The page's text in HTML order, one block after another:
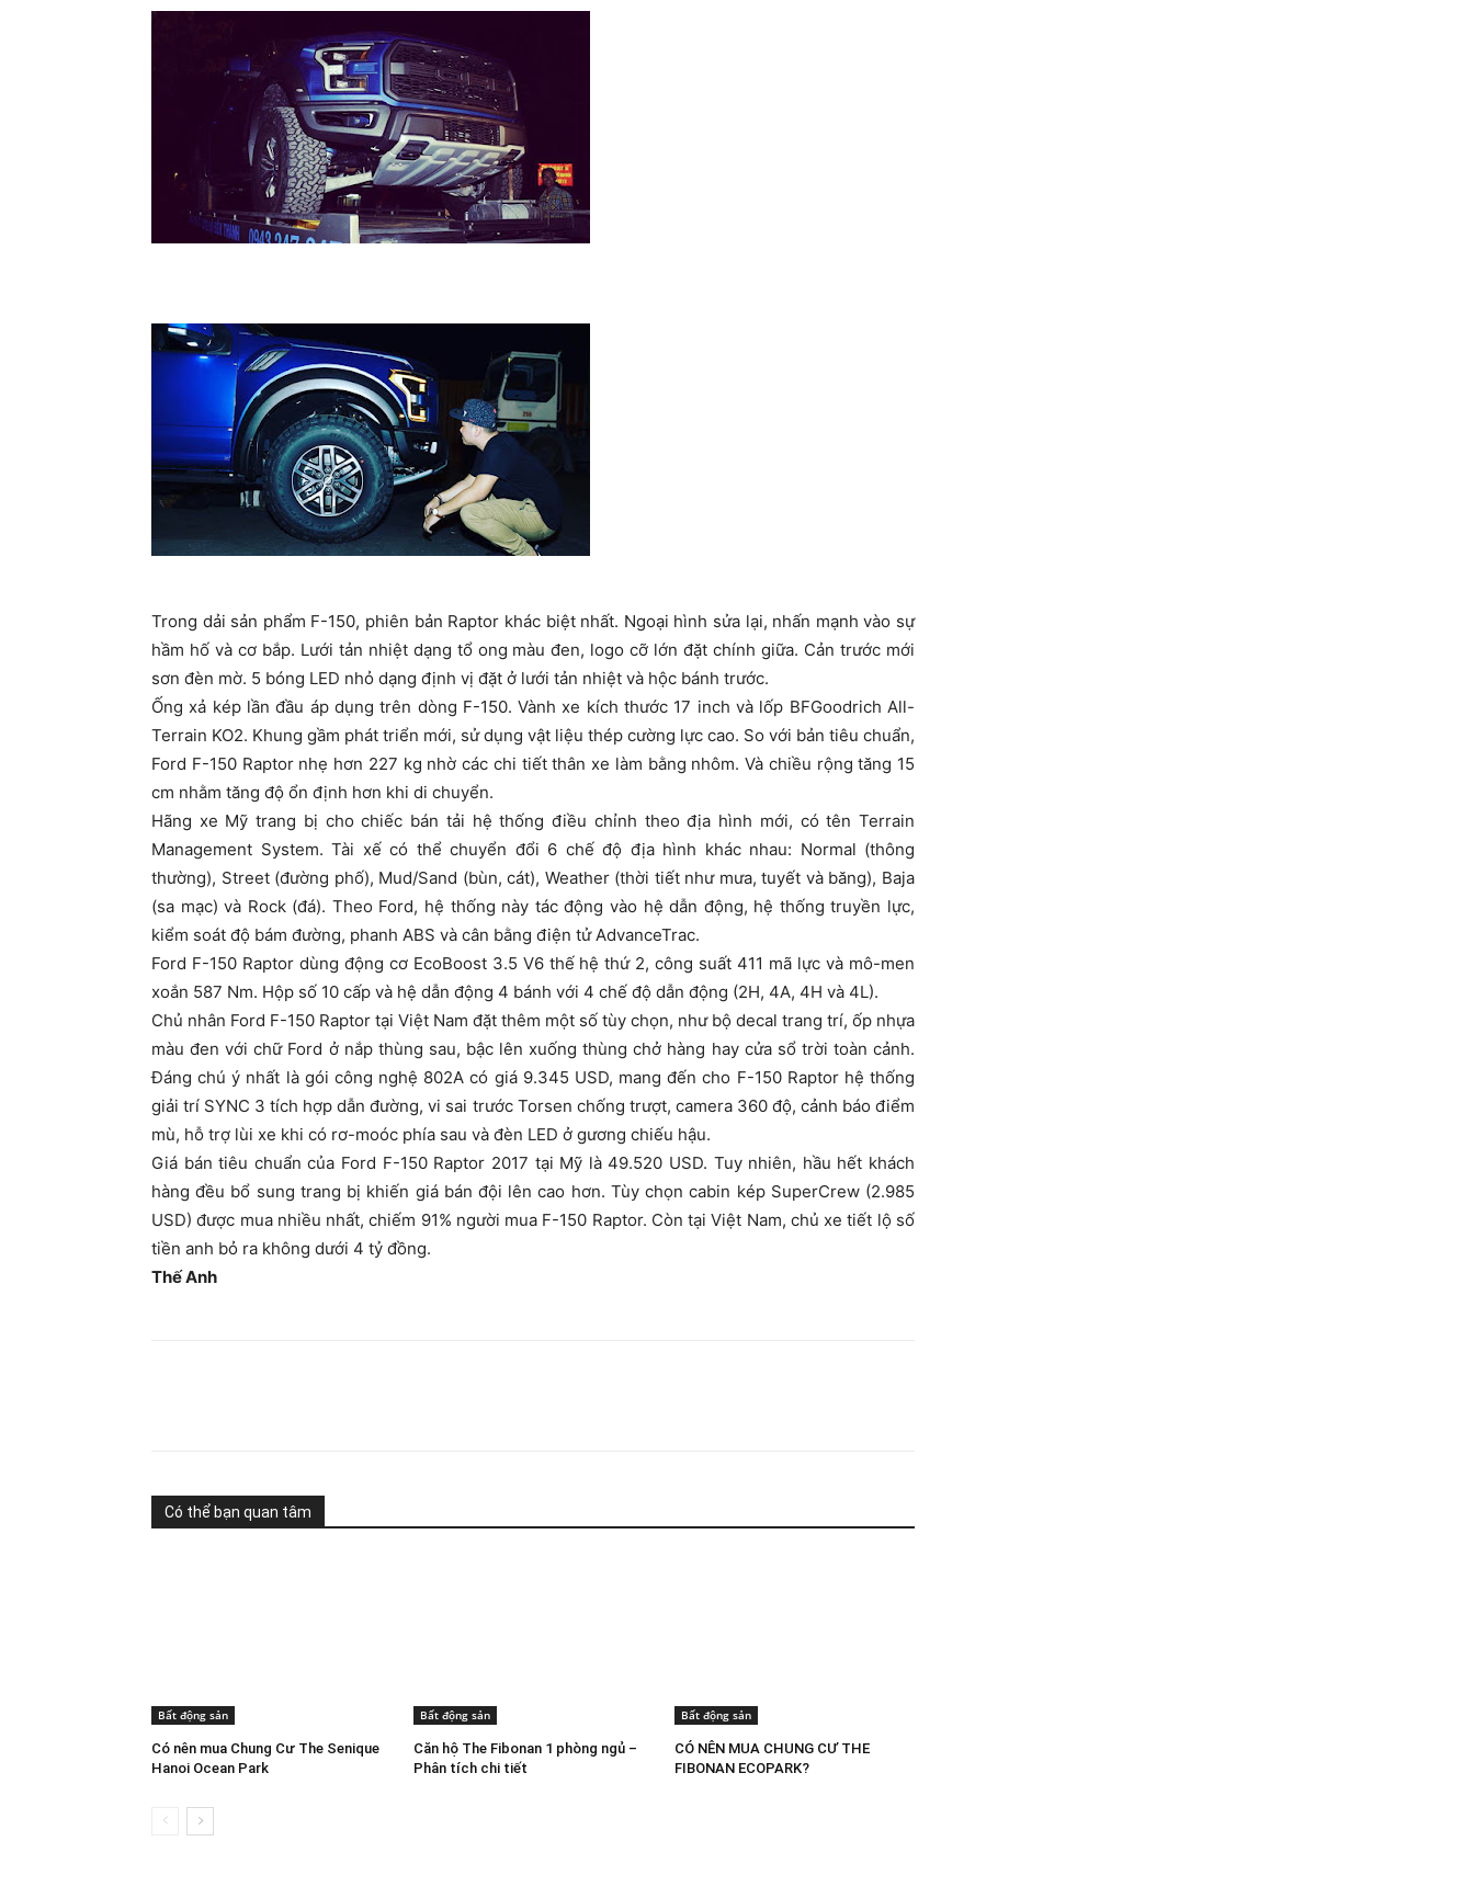
Trong dải sản phẩm F-150, phiên bản Raptor khác biệt nhất. Ngoại hình sửa lại, nhấn mạnh vào sự
hầm hố và cơ bắp. Lưới tản nhiệt dạng tổ ong màu đen, logo cỡ lớn đặt chính giữa. Cản trước mới
sơn đèn mờ. 5 bóng LED nhỏ dạng định vị đặt ở lưới tản nhiệt và hộc bánh trước.
Ống xả kép lần đầu áp dụng trên dòng F-150. Vành xe kích thước 17 inch và lốp BFGoodrich All-
Terrain KO2. Khung gầm phát triển mới, sử dụng vật liệu thép cường lực cao. So với bản tiêu chuẩn,
Ford F-150 Raptor nhẹ hơn 227 kg nhờ các chi tiết thân xe làm bằng nhôm. Và chiều rộng tăng 15
cm nhằm tăng độ ổn định hơn khi di chuyển.
Hãng xe Mỹ trang bị cho chiếc bán tải hệ thống điều chỉnh theo địa hình mới, có tên Terrain
Management System. Tài xế có thể chuyển đổi 6 chế độ địa hình khác nhau: Normal (thông
thường), Street (đường phố), Mud/Sand (bùn, cát), Weather (thời tiết như mưa, tuyết và băng), Baja
(sa mạc) và Rock (đá). Theo Ford, hệ thống này tác động vào hệ dẫn động, hệ thống truyền lực,
kiểm soát độ bám đường, phanh ABS và cân bằng điện tử AdvanceTrac.
Ford F-150 Raptor dùng động cơ EcoBoost 3.5 V6 thế hệ thứ 2, công suất 411 mã lực và mô-men
xoắn 587 Nm. Hộp số 10 cấp và hệ dẫn động 4 bánh với 4 chế độ dẫn động (2H, 4A, 4H và 4L).
Chủ nhân Ford F-150 Raptor tại Việt Nam đặt thêm một số tùy chọn, như bộ decal trang trí, ốp nhựa
màu đen với chữ Ford ở nắp thùng sau, bậc lên xuống thùng chở hàng hay cửa sổ trời toàn cảnh.
Đáng chú ý nhất là gói công nghệ 802A có giá 9.345 USD, mang đến cho F-150 Raptor hệ thống
giải trí SYNC 3 tích hợp dẫn đường, vi sai trước Torsen chống trượt, camera 360 độ, cảnh báo điểm
mù, hỗ trợ lùi xe khi có rơ-moóc phía sau và đèn LED ở gương chiếu hậu.
Giá bán tiêu chuẩn của Ford F-150 Raptor 2017 tại Mỹ là 49.520 USD. Tuy nhiên, hầu hết khách
hàng đều bổ sung trang bị khiến giá bán đội lên cao hơn. Tùy chọn cabin kép SuperCrew (2.985
USD) được mua nhiều nhất, chiếm 91% người mua F-150 Raptor. Còn tại Việt Nam, chủ xe tiết lộ số
tiền anh bỏ ra không dưới 4 tỷ đồng.
Thế Anh
Có thể bạn quan tâm
Bất động sản
Có nên mua Chung Cư The Senique
Hanoi Ocean Park
Bất động sản
Căn hộ The Fibonan 1 phòng ngủ –
Phân tích chi tiết
Bất động sản
CÓ NÊN MUA CHUNG CƯ THE
FIBONAN ECOPARK?